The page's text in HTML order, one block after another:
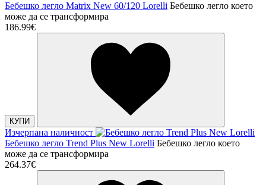
Бебешко легло Matrix New 60/120 Lorelli Бебешко легло което
може да се трансформира
186.99€
КУПИ
Изчерпана наличност
Бебешко легло Trend Plus New Lorelli Бебешко легло което
може да се трансформира
264.37€